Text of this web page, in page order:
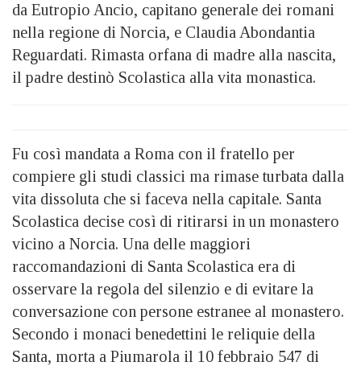
da Eutropio Ancio, capitano generale dei romani
nella regione di Norcia, e Claudia Abondantia
Reguardati. Rimasta orfana di madre alla nascita,
il padre destinò Scolastica alla vita monastica.
Fu così mandata a Roma con il fratello per
compiere gli studi classici ma rimase turbata dalla
vita dissoluta che si faceva nella capitale. Santa
Scolastica decise così di ritirarsi in un monastero
vicino a Norcia. Una delle maggiori
raccomandazioni di Santa Scolastica era di
osservare la regola del silenzio e di evitare la
conversazione con persone estranee al monastero.
Secondo i monaci benedettini le reliquie della
Santa, morta a Piumarola il 10 febbraio 547 di